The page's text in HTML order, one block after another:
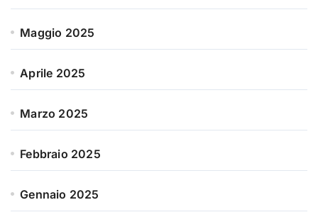
Maggio 2025
Aprile 2025
Marzo 2025
Febbraio 2025
Gennaio 2025